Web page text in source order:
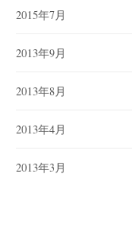
2015年7月
2013年9月
2013年8月
2013年4月
2013年3月